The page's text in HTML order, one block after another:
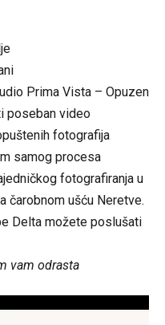
Prima Vista – Opuzen
poseban video
fotografija
samog procesa
fotografiranja u
čarobnom ušću Neretve.
Delta možete poslušati
vam odrasta